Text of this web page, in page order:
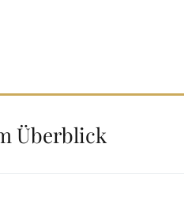
Überblick